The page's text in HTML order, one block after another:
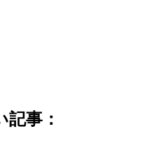
事：